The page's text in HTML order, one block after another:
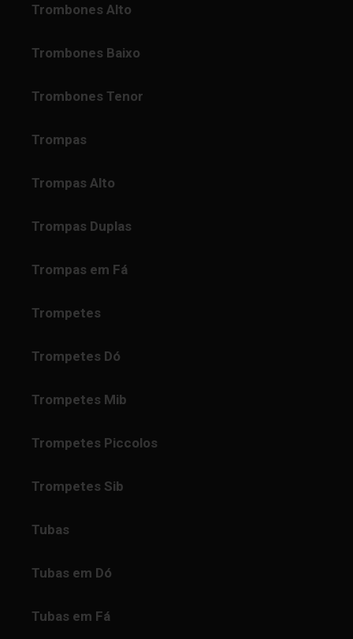
Trombones Alto
Trombones Baixo
Trombones Tenor
Trompas
Trompas Alto
Trompas Duplas
Trompas em Fá
Trompetes
Trompetes Dó
Trompetes Mib
Trompetes Piccolos
Trompetes Sib
Tubas
Tubas em Dó
Tubas em Fá